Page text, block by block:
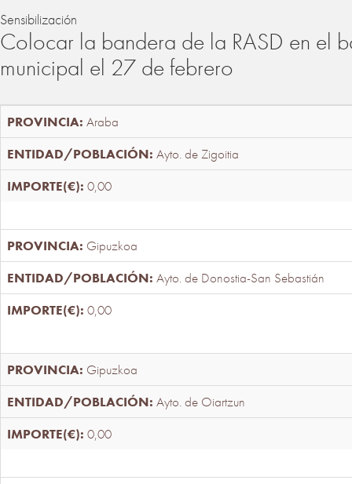
Sensibilización
Colocar la bandera de la RASD en el
municipal el 27 de febrero
Araba
Ayto. de Zigoitia
0,00
Gipuzkoa
Ayto. de Donostia-San Sebastián
0,00
Gipuzkoa
Ayto. de Oiartzun
0,00